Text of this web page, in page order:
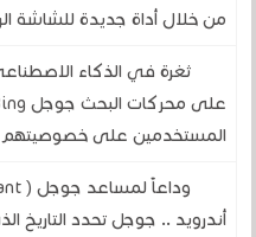
من خلال أداة جديدة للشاشة
ثغرة في الذكاء
المستخدمين على خصوصيتهم
أندرويد .. جوجل تحدد